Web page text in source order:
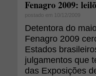
Fenagro 2009:
postado em 10/12/2009
Detentora do
Fenagro 2009
Estados
julgamentos que
das Exposições